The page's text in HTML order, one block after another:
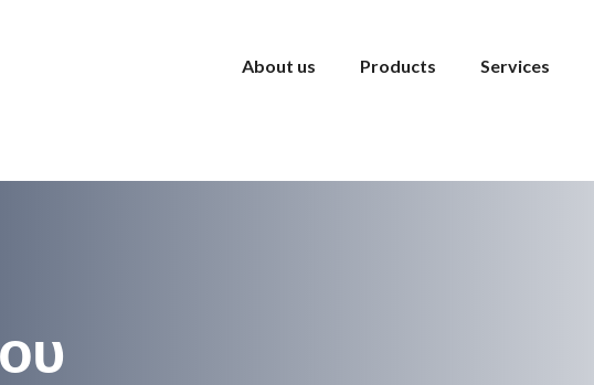
About us Products Services